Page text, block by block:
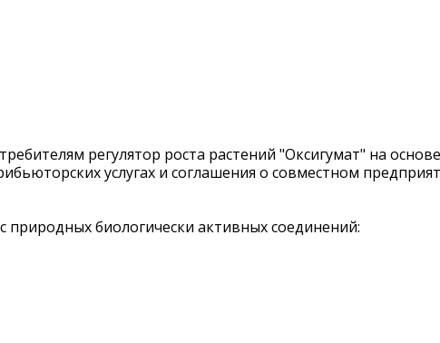
регулятор роста растений "Оксигумат" на
услугах и соглашения о совместном
биологически активных соединений: